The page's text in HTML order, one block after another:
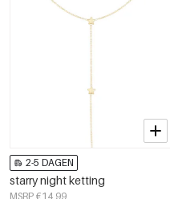
2-5 DAGEN
starry night ketting
MSRP €14,99